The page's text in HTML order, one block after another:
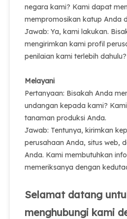
negara kami? Kami dapat
mempromosikan katup Anda
Jawab: Ya, kami lakukan.
mengirimkan kami profil
penilaian kami terlebih dahulu?
Melayani
Pertanyaan: Bisakah Anda
undangan kepada kami?
tanaman produksi Anda.
Jawab: Tentunya, kirimkan
perusahaan Anda, situs web,
Anda. Kami membutuhkan
memeriksanya dengan
Selamat datang
menghubungi kami